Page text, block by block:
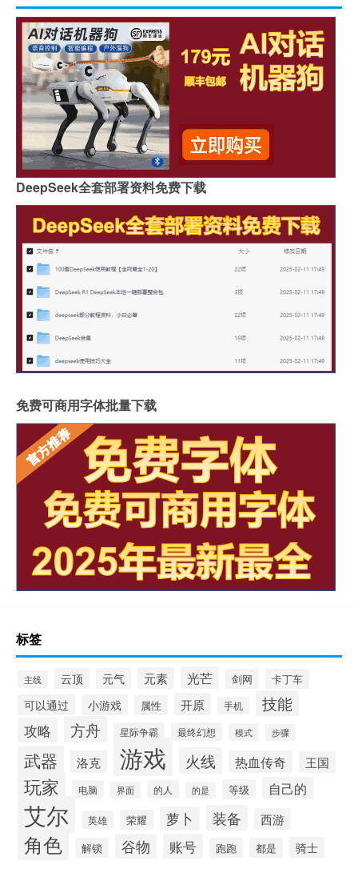
DeepSeek全套部署资料免费下载
免费可商用字体批量下载
标签
主线 云顶 元气 元素 光芒 剑网 卡丁车
可以通过 小游戏 属性 开原 手机 技能
攻略 方舟 星际争霸 最终幻想 模式 步骤
武器 洛克 游戏 火线 热血传奇 王国
玩家 电脑 界面 的人 的是 等级 自己的
艾尔 英雄 荣耀 萝卜 装备 西游
角色 解锁 谷物 账号 跑跑 都是 骑士